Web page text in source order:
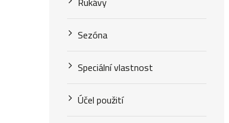
Sezóna
Speciální vlastnost
Účel použití